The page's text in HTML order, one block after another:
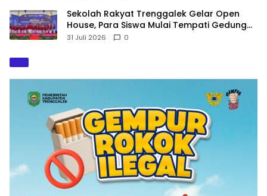
Sekolah Rakyat Trenggalek Gelar Open
House, Para Siswa Mulai Tempati Gedung
Baru
31 Juli 2026 0